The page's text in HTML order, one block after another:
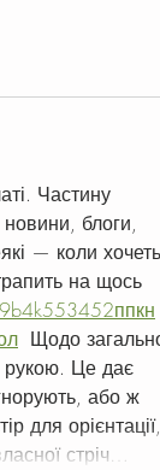
Частину
блоги,
— коли
на щось
b4k553452ппкн
Щодо
рукою. Це дає
або ж
для орієнтації,
стріч…